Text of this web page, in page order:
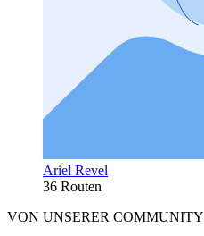
Ariel Revel
36 Routen
VON UNSERER COMMUNITY